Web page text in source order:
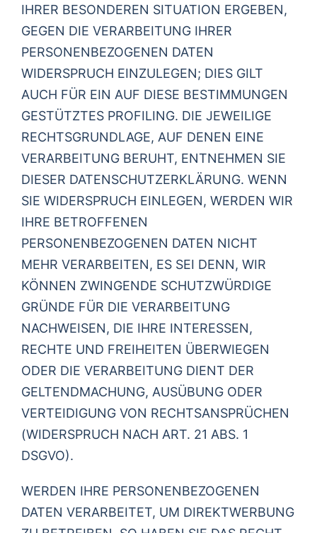
IHRER BESONDEREN SITUATION ERGEBEN,
GEGEN DIE VERARBEITUNG IHRER
PERSONENBEZOGENEN DATEN
WIDERSPRUCH EINZULEGEN; DIES GILT
AUCH FÜR EIN AUF DIESE BESTIMMUNGEN
GESTÜTZTES PROFILING. DIE JEWEILIGE
RECHTSGRUNDLAGE, AUF DENEN EINE
VERARBEITUNG BERUHT, ENTNEHMEN SIE
DIESER DATENSCHUTZERKLÄRUNG. WENN
SIE WIDERSPRUCH EINLEGEN, WERDEN WIR
IHRE BETROFFENEN
PERSONENBEZOGENEN DATEN NICHT
MEHR VERARBEITEN, ES SEI DENN, WIR
KÖNNEN ZWINGENDE SCHUTZWÜRDIGE
GRÜNDE FÜR DIE VERARBEITUNG
NACHWEISEN, DIE IHRE INTERESSEN,
RECHTE UND FREIHEITEN ÜBERWIEGEN
ODER DIE VERARBEITUNG DIENT DER
GELTENDMACHUNG, AUSÜBUNG ODER
VERTEIDIGUNG VON RECHTSANSPRÜCHEN
(WIDERSPRUCH NACH ART. 21 ABS. 1
DSGVO).
WERDEN IHRE PERSONENBEZOGENEN
DATEN VERARBEITET, UM DIREKTWERBUNG